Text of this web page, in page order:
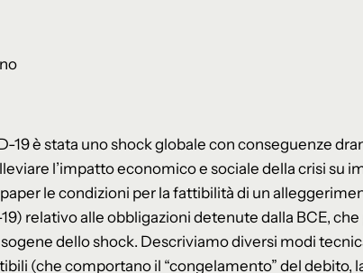
19 è stata uno shock globale con conseguenze
l’impatto economico e sociale della crisi su
le condizioni per la fattibilità di un
relativo alle obbligazioni detenute dalla BCE,
dello shock. Descriviamo diversi modi
(che comportano il “congelamento” del debito,